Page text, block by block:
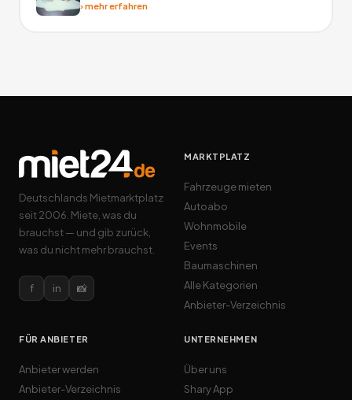
›mehr erfahren
Deutschlands Mietmarktplatz
seit 2006. Miete, was du
brauchst — und gib zurück,
was du nicht mehr brauchst.
f in 📸
MARKTPLATZ
Fahrzeuge mieten
Autoabo
Wohnmobile
Events
Baumaschinen
Alle Kategorien
Anbieter-Verzeichnis
FÜR ANBIETER
Anbieter werden
Anbieter-Verzeichnis
UNTERNEHMEN
Über uns
Shary App